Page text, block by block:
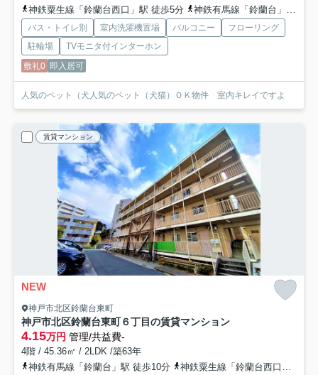
神鉄粟生線「鈴蘭台西口」駅 徒歩5分
神鉄有馬線「鈴蘭台」駅 徒歩9分
バス・トイレ別 室内洗濯機置場 バルコニー
フローリング
駐輪場
TVモニタ付インターホン
敷礼0 即入居可
人気のペット（犬人気のペット（犬猫）ＯＫ物件 室内キレイですよ
賃貸マンション
NEW
神戸市北区鈴蘭台東町
神戸市北区鈴蘭台東町６丁目の賃貸マンション
4.15万円 管理/共益費-
4階 / 45.36㎡ / 2LDK /築63年
神鉄有馬線「鈴蘭台」駅 徒歩10分
神鉄粟生線「鈴蘭台西口」駅 徒歩20分